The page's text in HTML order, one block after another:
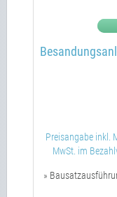
Preisangabe inkl.
MwSt. im
»